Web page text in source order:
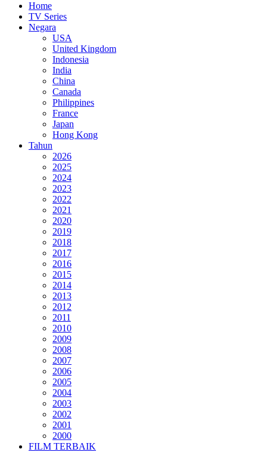
Home
TV Series
Negara
USA
United Kingdom
Indonesia
India
China
Canada
Philippines
France
Japan
Hong Kong
Tahun
2026
2025
2024
2023
2022
2021
2020
2019
2018
2017
2016
2015
2014
2013
2012
2011
2010
2009
2008
2007
2006
2005
2004
2003
2002
2001
2000
FILM TERBAIK